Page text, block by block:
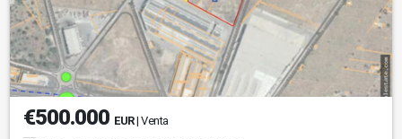
€500.000 EUR| Venta